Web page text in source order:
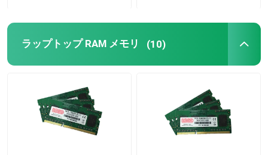
ラップトップ RAM メモリ (10)